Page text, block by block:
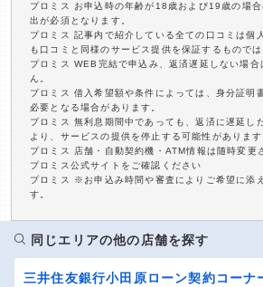
プロミス お申込時の年齢が18歳および19歳の場
出が必須となります。
プロミス 記事内で紹介している全ての口コミは個
も口コミと同様のサービス提供を保証するものでは
プロミス WEB完結で申込み、返済遅延しない場合
ん。
プロミス 借入希望額や条件によっては、身分証明
必要となる場合があります。
プロミス 無利息期間中であっても、返済に遅延し
より、サービスの提供を停止する可能性があります
プロミス 店舗・自動契約機・ATM情報は随時変更
プロミス公式サイトをご確認ください
プロミス ※お申込み時間や審査によりご希望に添
す。
同じエリアの他の店舗を探す
三井住友銀行小田原ローン契約コーナ